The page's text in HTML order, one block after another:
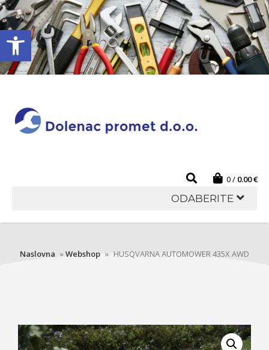
Open toolbar
0 0.00€
ODABERITE
Naslovna »Webshop » HUSQVARNA AUTOMOWER 435X AWD